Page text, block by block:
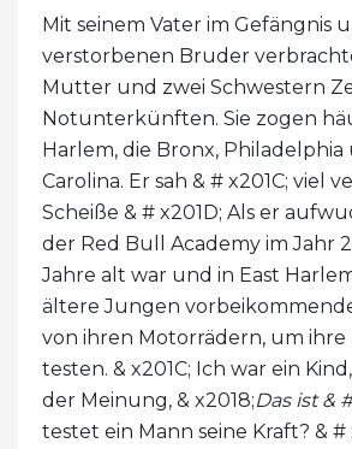
Mit seinem Vater im Gefängnis
verstorbenen Bruder
Mutter und zwei Schwestern
Notunterkünften. Sie zogen
Harlem, die Bronx,
Carolina. Er sah & # x201C; viel
Scheiße & # x201D; Als er
der Red Bull Academy im Jahr
Jahre alt war und in East
ältere Jungen
von ihren Motorrädern, um ihre
testen. & x201C; Ich war ein
der Meinung, & x2018;Das ist &
testet ein Mann seine Kraft? & #